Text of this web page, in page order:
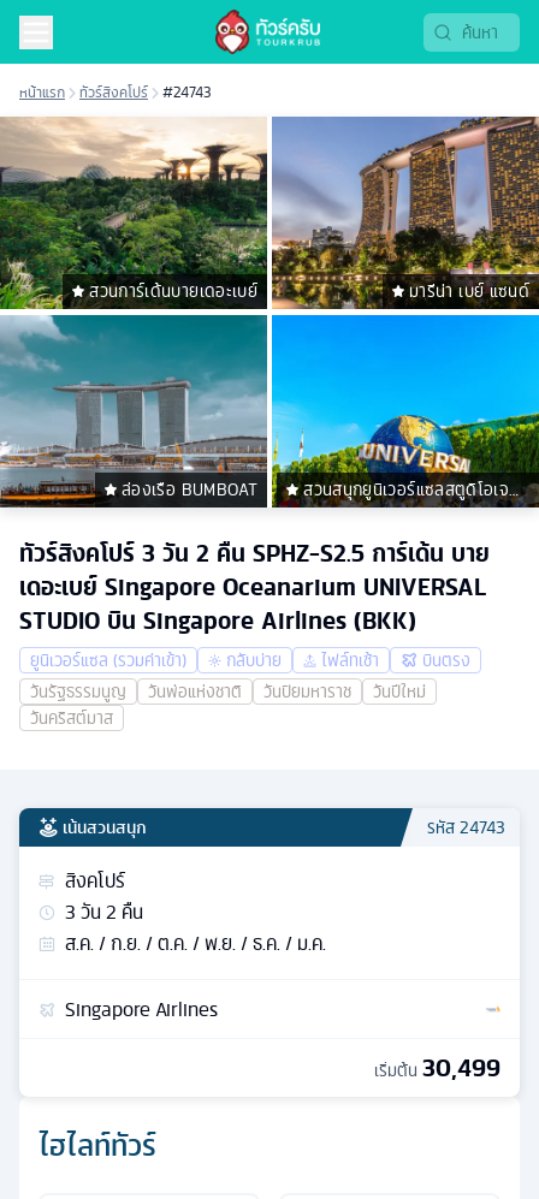
หน้าแรก ทัวร์สิงคโปร์ #24743
สวนการ์เด้นบายเดอะเบย์ มารีน่า เบย์ แซนด์
ล่องเรือ BUMBOAT
สวนสนุกยูนิเวอร์แซลสตูดิโอเจ
แปน
ทัวร์สิงคโปร์ 3 วัน 2 คืน SPHZ-S2.5 การ์เด้น บาย
เดอะเบย์ Singapore Oceanarium UNIVERSAL
STUDIO บิน Singapore Airlines (BKK)
ยูนิเวอร์แซล (รวมค่าเข้า) กลับบ่าย ไฟล์ทเช้า
บินตรง
วันรัฐธรรมนูญ
วันพ่อแห่งชาติ วันปิยมหาราช
วันปีใหม่
วันคริสต์มาส
ไฮไลท์ทัวร์
เน้นสวนสนุก รหัส24743
สิงคโปร์
3วัน2 คืน
ส.ค. / ก.ย. / ต.ค. / พ.ย. / ธ.ค. / ม.ค.
Singapore Airlines
เริ่มต้น 30,499